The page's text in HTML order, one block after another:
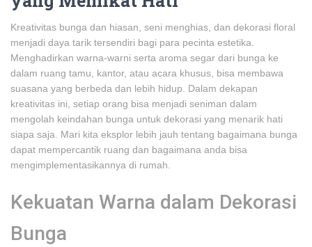
Kreativitas bunga dan hiasan, seni menghias, dan dekorasi floral
menjadi daya tarik tersendiri bagi para pecinta estetika.
Menghadirkan warna-warni serta aroma segar dari bunga ke
dalam ruang tamu, kantor, atau acara khusus, bisa membawa
suasana yang berbeda dan lebih hidup. Dalam dekapan
kreativitas ini, setiap orang bisa menjadi seniman dalam
mengolah keindahan bunga untuk dekorasi yang menarik hati
siapa saja. Mari kita eksplor lebih jauh tentang bagaimana bunga
dapat mempercantik ruang dan bagaimana anda bisa
mengimplementasikannya di rumah.
Kekuatan Warna dalam Dekorasi
Bunga